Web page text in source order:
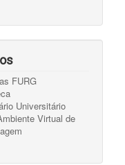
FURG
Universitário
Virtual de